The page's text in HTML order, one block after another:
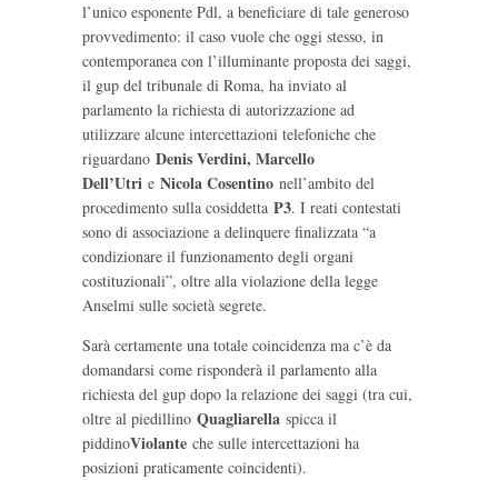
l’unico esponente Pdl, a beneficiare di tale generoso
provvedimento: il caso vuole che oggi stesso, in
contemporanea con l’illuminante proposta dei saggi,
il gup del tribunale di Roma, ha inviato al
parlamento la richiesta di autorizzazione ad
utilizzare alcune intercettazioni telefoniche che
riguardano Denis Verdini, Marcello
Dell’Utri e Nicola Cosentino nell’ambito del
procedimento sulla cosiddetta P3. I reati contestati
sono di associazione a delinquere finalizzata “a
condizionare il funzionamento degli organi
costituzionali”, oltre alla violazione della legge
Anselmi sulle società segrete.
Sarà certamente una totale coincidenza ma c’è da
domandarsi come risponderà il parlamento alla
richiesta del gup dopo la relazione dei saggi (tra cui,
oltre al piedillino Quagliarella spicca il
piddinoViolante che sulle intercettazioni ha
posizioni praticamente coincidenti).